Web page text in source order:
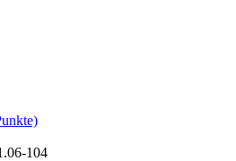
104